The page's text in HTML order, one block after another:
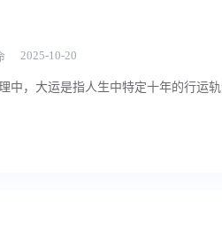
2025-10-20
中，大运是指人生中特定十年的行运